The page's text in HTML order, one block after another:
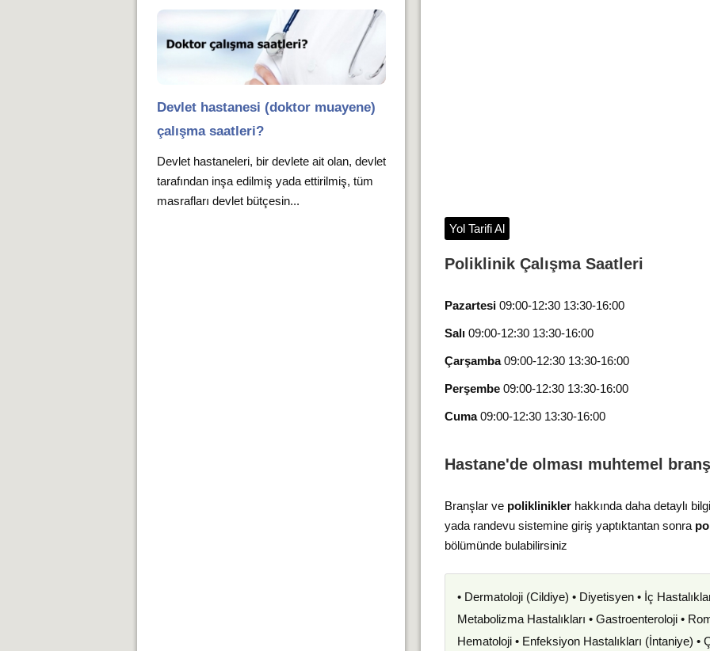
Yol Tarifi Al
Poliklinik Çalışma Saatleri
Pazartesi09:00-12:30 13:30-16:00
Salı09:00-12:30 13:30-16:00
Çarşamba09:00-12:30 13:30-16:00
Perşembe09:00-12:30 13:30-16:00
Cuma09:00-12:30 13:30-16:00
Hastane'de olması muhtemel
Branşlar ve polikliniklerhakkında daha detaylı
yada randevu sistemine giriş yaptıktantan sonra
bölümünde bulabilirsiniz
• Dermatoloji (Cildiye) • Diyetisyen • İç
Metabolizma Hastalıkları • Gastroenteroloji •
Hematoloji • Enfeksiyon Hastalıkları (İntaniye) •
Devlet hastanesi (doktor muayene)
çalışma saatleri?
Devlet hastaneleri, bir devlete ait olan, devlet
tarafından inşa edilmiş yada ettirilmiş, tüm
masrafları devlet bütçesin...